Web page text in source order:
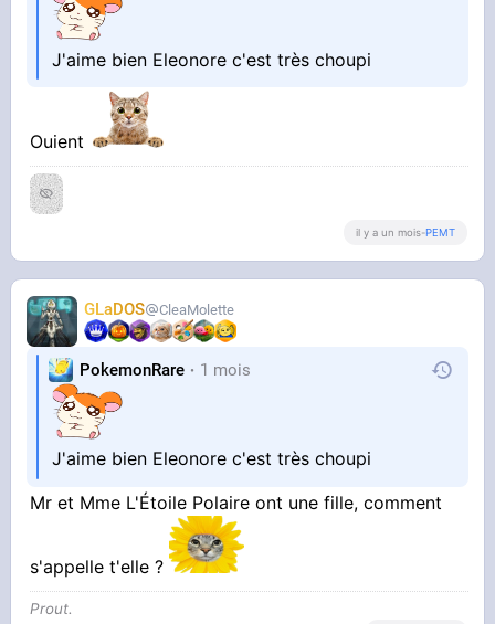
J'aime bien Eleonore c'est très choupi
Ouient
il y a un mois-PEMT
GLaDOS CleaMolette
PokemonRare 1 mois
J'aime bien Eleonore c'est très choupi
Mr et Mme L'Étoile Polaire ont une fille, comment
s'appelle t'elle ?
Prout.